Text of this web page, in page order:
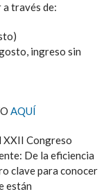
través de:
ingreso sin
AQUÍ
XXII Congreso
De la eficiencia
clave para conocer
están